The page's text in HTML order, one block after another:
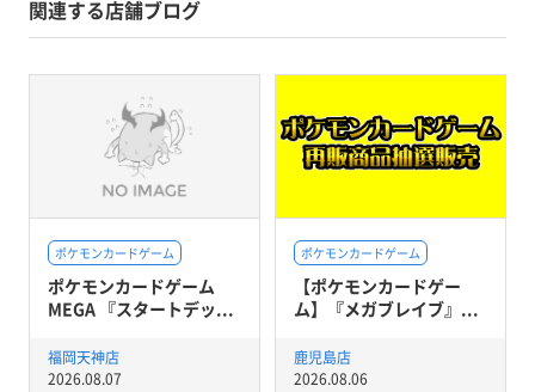
関連する店舗ブログ
ポケモンカードゲーム
ポケモンカードゲーム
MEGA 『スタートデッ...
福岡天神店
2026.08.07
ポケモンカードゲーム
【ポケモンカードゲー
ム】『メガブレイブ』...
鹿児島店
2026.08.06